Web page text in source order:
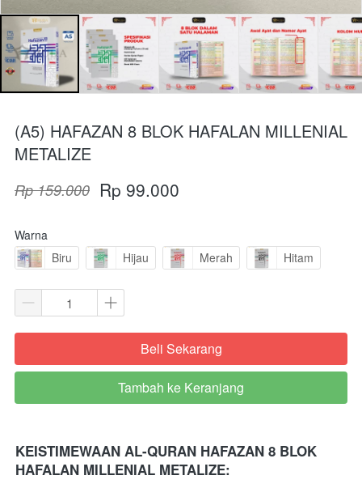
(A5) HAFAZAN 8 BLOK HAFALAN MILLENIAL
METALIZE
Rp 159.000 Rp 99.000
Warna
Biru
Hijau Merah Hitam
`Beli Sekarang
`
Tambah ke Keranjang
KEISTIMEWAAN AL-QURAN HAFAZAN 8 BLOK
HAFALAN MILLENIAL METALIZE: